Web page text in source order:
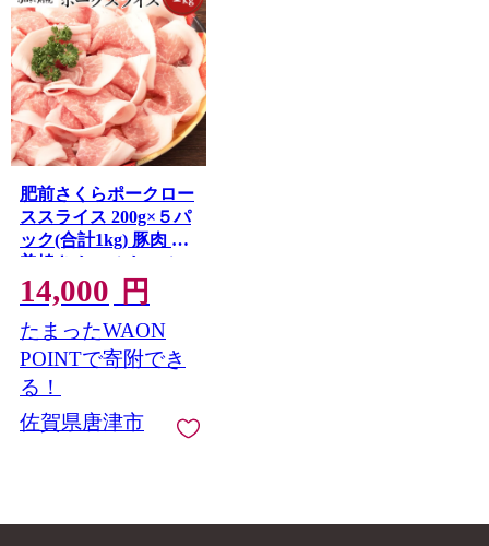
肥前さくらポークロー
ススライス 200g×５パ
ック(合計1kg) 豚肉 生
姜焼き しゃぶしゃぶ
ギフト 冷凍 (鮮度への
こだわり工夫あり！)
唐津市
14,000 円
たまったWAON
POINTで寄附でき
る！
佐賀県唐津市